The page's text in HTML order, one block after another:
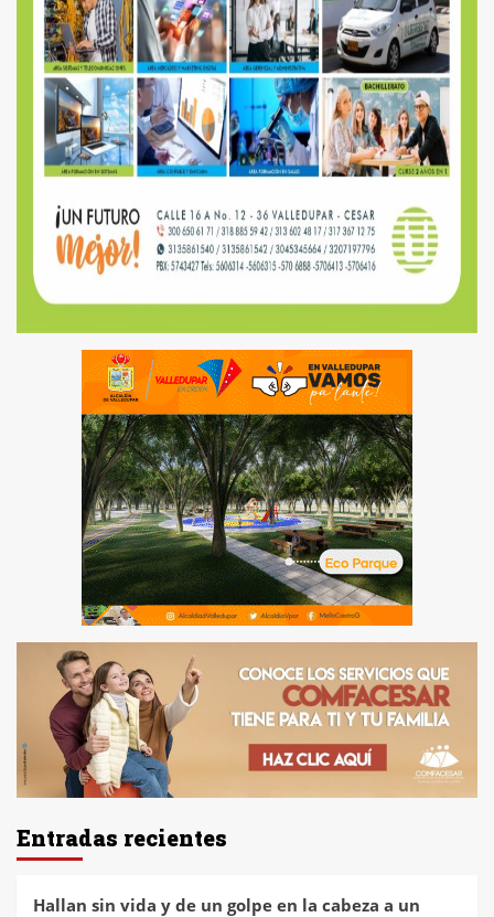
Entradas recientes
Hallan sin vida y de un golpe en la cabeza a un